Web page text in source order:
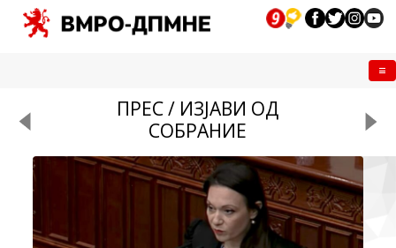
ПРЕС / ИЗЈАВИ ОД
СОБРАНИЕ